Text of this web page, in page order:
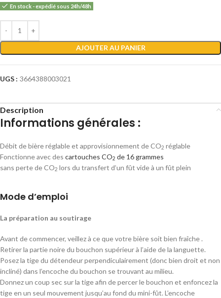
En stock - expédié sous 24h/48h
AJOUTER AU PANIER
UGS : 3664388003021
Description
Informations générales :
Débit de bière réglable et approvisionnement de CO2 réglable
Fonctionne avec des cartouches CO2 de 16 grammes
sans perte de CO2 lors du transfert d’un fût vide à un fût plein
Mode d’emploi
La préparation au soutirage
Avant de commencer, veillez à ce que votre bière soit bien fraîche .
Retirer la partie noire du bouchon supérieur à l’aide de la languette.
Posez la tige du détendeur perpendiculairement (donc bien droit et non
incliné) dans l’encoche du bouchon se trouvant au milieu.
Donnez un coup sec sur la tige afin de percer le bouchon et enfoncez la
tige en un seul mouvement jusqu’au fond du mini-fût. L’encoche